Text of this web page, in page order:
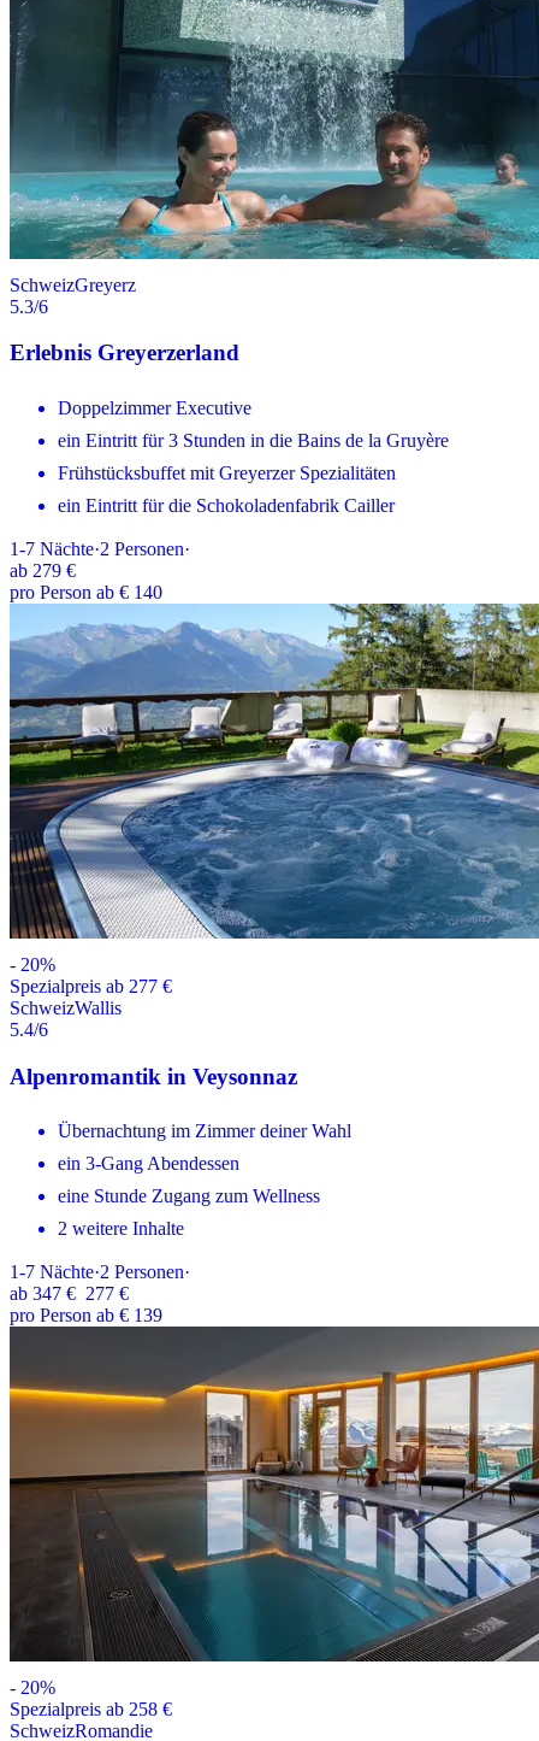
SchweizGreyerz
5.3/6
Erlebnis Greyerzerland
Doppelzimmer Executive
ein Eintritt für 3 Stunden in die Bains de la Gruyère
Frühstücksbuffet mit Greyerzer Spezialitäten
ein Eintritt für die Schokoladenfabrik Cailler
1-7 Nächte·2 Personen·
ab 279 €
pro Person ab € 140
- 20%
Spezialpreis ab 277 €
SchweizWallis
5.4/6
Alpenromantik in Veysonnaz
Übernachtung im Zimmer deiner Wahl
ein 3-Gang Abendessen
eine Stunde Zugang zum Wellness
2 weitere Inhalte
1-7 Nächte·2 Personen·
ab 347 € 277 €
pro Person ab € 139
- 20%
Spezialpreis ab 258 €
SchweizRomandie